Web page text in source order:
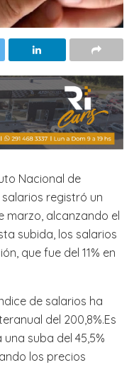
Nacional de
registró un
marzo, alcanzando el
subida, los salarios
que fue del 11% en
de salarios ha
del 200,8%.Es
suba del 45,5%
los precios